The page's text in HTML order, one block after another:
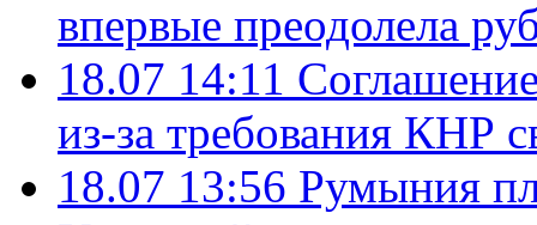
впервые преодолела
18.07 14:11
из-за требования КНР
18.07 13:56 Румыния